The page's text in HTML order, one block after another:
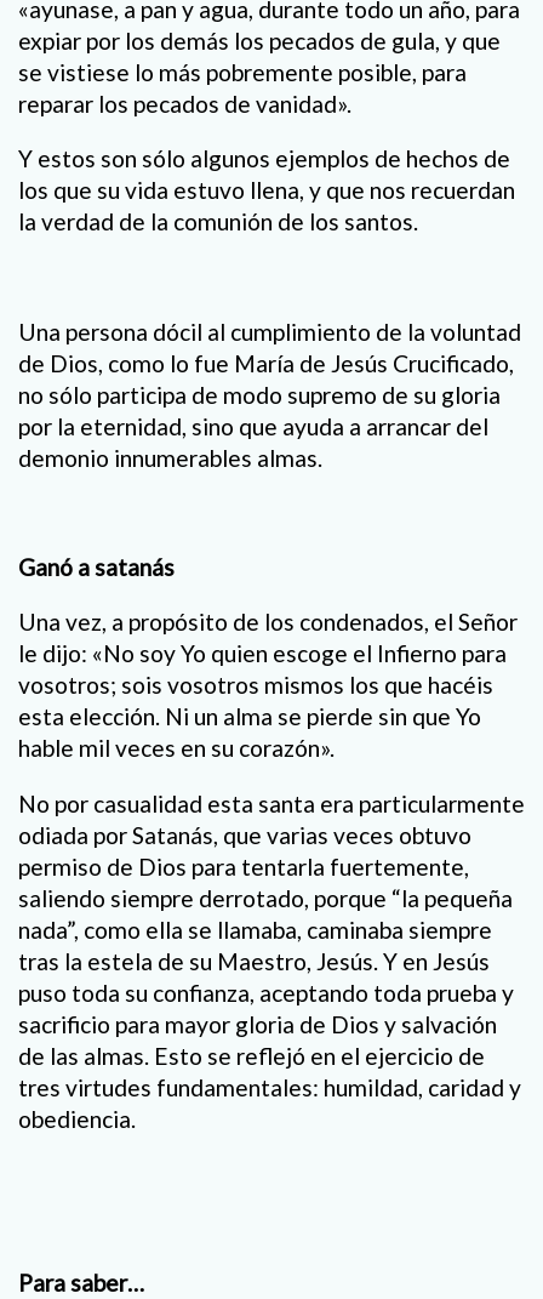
«ayunase, a pan y agua, durante todo un año, para
expiar por los demás los pecados de gula, y que
se vistiese lo más pobremente posible, para
reparar los pecados de vanidad».
Y estos son sólo algunos ejemplos de hechos de
los que su vida estuvo llena, y que nos recuerdan
la verdad de la comunión de los santos.
Una persona dócil al cumplimiento de la voluntad
de Dios, como lo fue María de Jesús Crucificado,
no sólo participa de modo supremo de su gloria
por la eternidad, sino que ayuda a arrancar del
demonio innumerables almas.
Ganó a satanás
Una vez, a propósito de los condenados, el Señor
le dijo: «No soy Yo quien escoge el Infierno para
vosotros; sois vosotros mismos los que hacéis
esta elección. Ni un alma se pierde sin que Yo
hable mil veces en su corazón».
No por casualidad esta santa era particularmente
odiada por Satanás, que varias veces obtuvo
permiso de Dios para tentarla fuertemente,
saliendo siempre derrotado, porque “la pequeña
nada”, como ella se llamaba, caminaba siempre
tras la estela de su Maestro, Jesús. Y en Jesús
puso toda su confianza, aceptando toda prueba y
sacrificio para mayor gloria de Dios y salvación
de las almas. Esto se reflejó en el ejercicio de
tres virtudes fundamentales: humildad, caridad y
obediencia.
Para saber…